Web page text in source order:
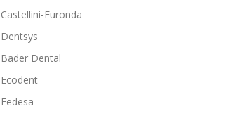
Castellini-Euronda
Dentsys
Bader Dental
Ecodent
Fedesa